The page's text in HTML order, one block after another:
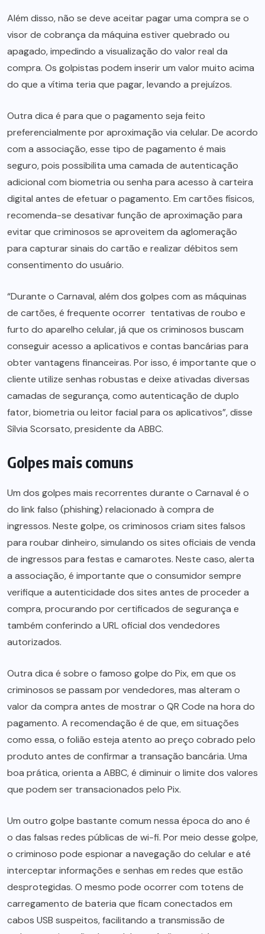
Além disso, não se deve aceitar pagar uma compra se o
visor de cobrança da máquina estiver quebrado ou
apagado, impedindo a visualização do valor real da
compra. Os golpistas podem inserir um valor muito acima
do que a vítima teria que pagar, levando a prejuízos.
Outra dica é para que o pagamento seja feito
preferencialmente por aproximação via celular. De acordo
com a associação, esse tipo de pagamento é mais
seguro, pois possibilita uma camada de autenticação
adicional com biometria ou senha para acesso à carteira
digital antes de efetuar o pagamento. Em cartões físicos,
recomenda-se desativar função de aproximação para
evitar que criminosos se aproveitem da aglomeração
para capturar sinais do cartão e realizar débitos sem
consentimento do usuário.
“Durante o Carnaval, além dos golpes com as máquinas
de cartões, é frequente ocorrer tentativas de roubo e
furto do aparelho celular, já que os criminosos buscam
conseguir acesso a aplicativos e contas bancárias para
obter vantagens financeiras. Por isso, é importante que o
cliente utilize senhas robustas e deixe ativadas diversas
camadas de segurança, como autenticação de duplo
fator, biometria ou leitor facial para os aplicativos”, disse
Sílvia Scorsato, presidente da ABBC.
Golpes mais comuns
Um dos golpes mais recorrentes durante o Carnaval é o
do link falso (phishing) relacionado à compra de
ingressos. Neste golpe, os criminosos criam sites falsos
para roubar dinheiro, simulando os sites oficiais de venda
de ingressos para festas e camarotes. Neste caso, alerta
a associação, é importante que o consumidor sempre
verifique a autenticidade dos sites antes de proceder a
compra, procurando por certificados de segurança e
também conferindo a URL oficial dos vendedores
autorizados.
Outra dica é sobre o famoso golpe do Pix, em que os
criminosos se passam por vendedores, mas alteram o
valor da compra antes de mostrar o QR Code na hora do
pagamento. A recomendação é de que, em situações
como essa, o folião esteja atento ao preço cobrado pelo
produto antes de confirmar a transação bancária. Uma
boa prática, orienta a ABBC, é diminuir o limite dos valores
que podem ser transacionados pelo Pix.
Um outro golpe bastante comum nessa época do ano é
o das falsas redes públicas de wi-fi. Por meio desse golpe,
o criminoso pode espionar a navegação do celular e até
interceptar informações e senhas em redes que estão
desprotegidas. O mesmo pode ocorrer com totens de
carregamento de bateria que ficam conectados em
cabos USB suspeitos, facilitando a transmissão de